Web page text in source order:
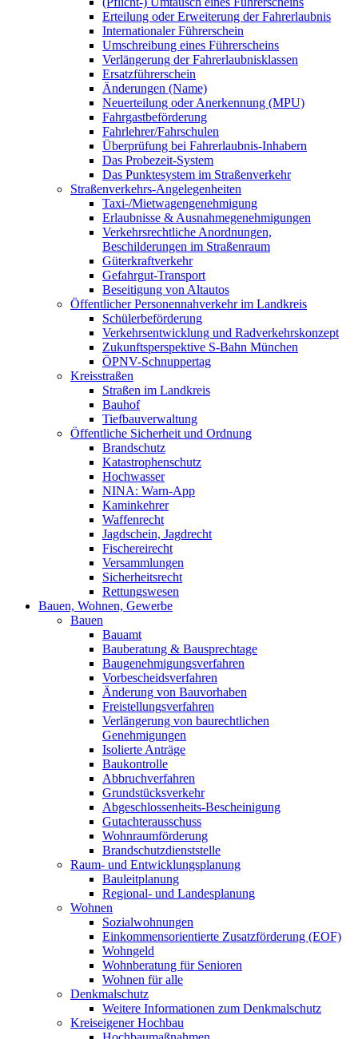
Erteilung oder Erweiterung der Fahrerlaubnis
Internationaler Führerschein
Umschreibung eines Führerscheins
Verlängerung der Fahrerlaubnisklassen
Ersatzführerschein
Änderungen (Name)
Neuerteilung oder Anerkennung (MPU)
Fahrgastbeförderung
Fahrlehrer/Fahrschulen
Überprüfung bei Fahrerlaubnis-Inhabern
Das Probezeit-System
Das Punktesystem im Straßenverkehr
Straßenverkehrs-Angelegenheiten
Taxi-/Mietwagengenehmigung
Erlaubnisse & Ausnahmegenehmigungen
Verkehrsrechtliche Anordnungen,
Beschilderungen im Straßenraum
Güterkraftverkehr
Gefahrgut-Transport
Beseitigung von Altautos
Öffentlicher Personennahverkehr im Landkreis
Schülerbeförderung
Verkehrsentwicklung und Radverkehrskonzept
Zukunftsperspektive S-Bahn München
ÖPNV-Schnuppertag
Kreisstraßen
Straßen im Landkreis
Bauhof
Tiefbauverwaltung
Öffentliche Sicherheit und Ordnung
Brandschutz
Katastrophenschutz
Hochwasser
NINA: Warn-App
Kaminkehrer
Waffenrecht
Jagdschein, Jagdrecht
Fischereirecht
Versammlungen
Sicherheitsrecht
Rettungswesen
Bauen, Wohnen, Gewerbe
Bauen
Bauamt
Bauberatung & Bausprechtage
Baugenehmigungsverfahren
Vorbescheidsverfahren
Änderung von Bauvorhaben
Freistellungsverfahren
Verlängerung von baurechtlichen
Genehmigungen
Isolierte Anträge
Baukontrolle
Abbruchverfahren
Grundstücksverkehr
Abgeschlossenheits-Bescheinigung
Gutachterausschuss
Wohnraumförderung
Brandschutzdienststelle
Raum- und Entwicklungsplanung
Bauleitplanung
Regional- und Landesplanung
Wohnen
Sozialwohnungen
Einkommensorientierte Zusatzförderung (EOF)
Wohngeld
Wohnberatung für Senioren
Wohnen für alle
Denkmalschutz
Weitere Informationen zum Denkmalschutz
Kreiseigener Hochbau